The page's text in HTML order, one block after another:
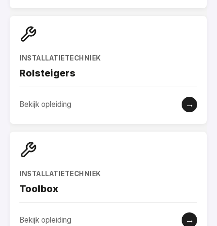
INSTALLATIETECHNIEK
Rolsteigers
Bekijk opleiding →
INSTALLATIETECHNIEK
Toolbox
Bekijk opleiding →